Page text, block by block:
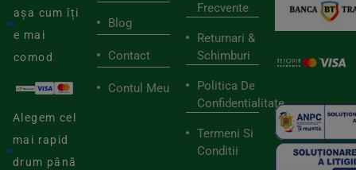
așa cum îți
e mai
comod
Alegem cel
mai rapid
drum până
Blog
Contact
Contul Meu
Frecvente
Returnari &
Schimburi
Politica De
Confidentialitate
Termeni Si
Conditii